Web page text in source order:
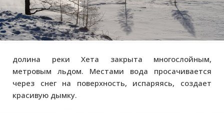
долина реки Хета закрыта многослойным,
метровым льдом. Местами вода просачивается
через снег на поверхность, испаряясь, создает
красивую дымку.